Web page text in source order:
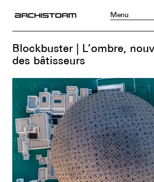
Menu
Actualités
Réalisations
Portraits
Tribunes
Chroniques
Blockbuster | L’ombre,
des bâtisseurs